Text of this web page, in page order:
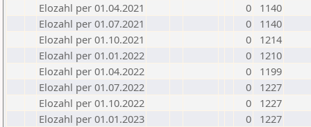
Elozahl per 01.04.2021
0
1140
Elozahl per 01.07.2021
0
1140
Elozahl per 01.10.2021
0
1214
Elozahl per 01.01.2022
0
1210
Elozahl per 01.04.2022
0
1199
Elozahl per 01.07.2022
0
1227
Elozahl per 01.10.2022
0
1227
Elozahl per 01.01.2023
0
1227